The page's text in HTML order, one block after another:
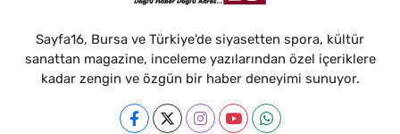
Sayfa16, Bursa ve Türkiye'de siyasetten spora, kültür
sanattan magazine, inceleme yazılarından özel içeriklere
kadar zengin ve özgün bir haber deneyimi sunuyor.